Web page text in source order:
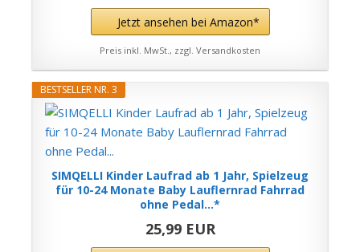
Jetzt ansehen bei Amazon*
Preis inkl. MwSt., zzgl. Versandkosten
BESTSELLER NR. 3
SIMQELLI Kinder Laufrad ab 1 Jahr, Spielzeug
für 10-24 Monate Baby Lauflernrad Fahrrad
ohne Pedal...*
25,99 EUR